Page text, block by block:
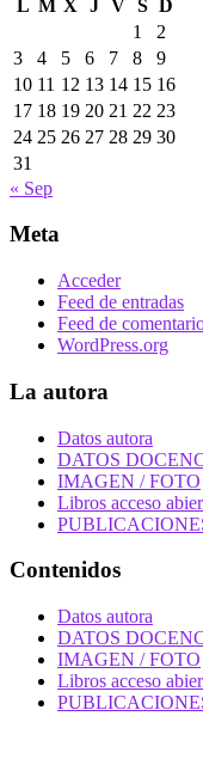
L M X J V S D
1
2
3
4 5 6 7 8
9
10 11 12 13 14 15 16
17 18 19 20 21 22 23
24 25 26 27 28 29 30
31
« Sep
Meta
Acceder
Feed de entradas
Feed de
WordPress.org
La autora
Datos autora
DATOS
IMAGEN / FOTO
Libros acceso
Contenidos
Datos autora
DATOS
IMAGEN / FOTO
Libros acceso